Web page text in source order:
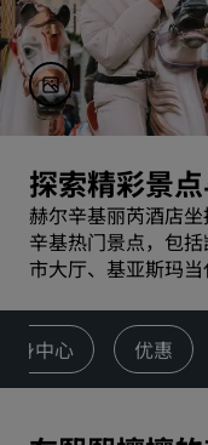
探索精彩景
赫尔辛基丽芮酒店
辛基热门景点，包
市大厅、基亚斯玛当
身中心 优惠